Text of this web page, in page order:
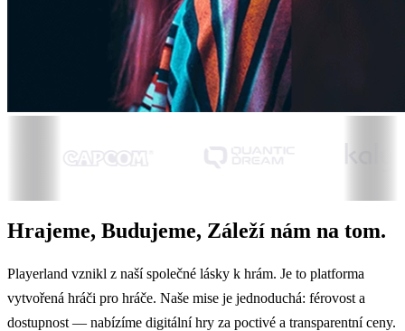
Hrajeme, Budujeme, Záleží nám na tom.
Playerland vznikl z naší společné lásky k hrám. Je to platforma
vytvořená hráči pro hráče. Naše mise je jednoduchá: férovost a
dostupnost — nabízíme digitální hry za poctivé a transparentní ceny.